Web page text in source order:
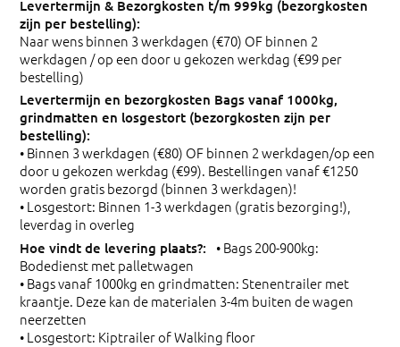
Naar wens binnen 3 werkdagen (€70) OF binnen 2
werkdagen / op een door u gekozen werkdag (€99 per
bestelling)
• Binnen 3 werkdagen (€80) OF binnen 2 werkdagen/op een
door u gekozen werkdag (€99). Bestellingen vanaf €1250
worden gratis bezorgd (binnen 3 werkdagen)!
• Losgestort: Binnen 1-3 werkdagen (gratis bezorging!),
leverdag in overleg
• Bags 200-900kg:
Bodedienst met palletwagen
• Bags vanaf 1000kg en grindmatten: Stenentrailer met
kraantje. Deze kan de materialen 3-4m buiten de wagen
neerzetten
• Losgestort: Kiptrailer of Walking floor